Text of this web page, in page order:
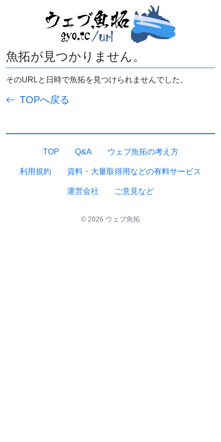
魚拓が見つかりません。
そのURLと日時で魚拓を見つけられませんでした。
TOPへ戻る
TOP Q&A ウェブ魚拓の考え方
利用規約 資料・大量取得用などの有料サービス
運営会社 ご意見など
© 2026 ウェブ魚拓